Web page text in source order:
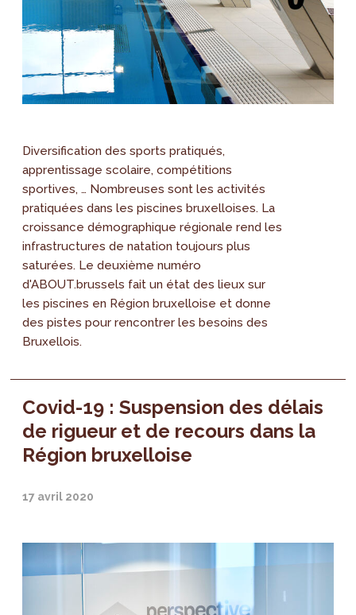
Diversification des sports pratiqués,
apprentissage scolaire, compétitions
sportives, … Nombreuses sont les activités
pratiquées dans les piscines bruxelloises. La
croissance démographique régionale rend les
infrastructures de natation toujours plus
saturées. Le deuxième numéro
d'ABOUT.brussels fait un état des lieux sur
les piscines en Région bruxelloise et donne
des pistes pour rencontrer les besoins des
Bruxellois.
Covid-19 : Suspension des délais
de rigueur et de recours dans la
Région bruxelloise
17 avril 2020